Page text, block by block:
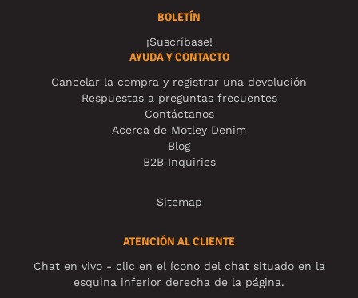
BOLETÍN
¡Suscríbase!
AYUDA Y CONTACTO
Cancelar la compra y registrar una devolución
Respuestas a preguntas frecuentes
Contáctanos
Acerca de Motley Denim
Blog
B2B Inquiries
Sitemap
ATENCIÓN AL CLIENTE
Chat en vivo - clic en el ícono del chat situado en la
esquina inferior derecha de la página.